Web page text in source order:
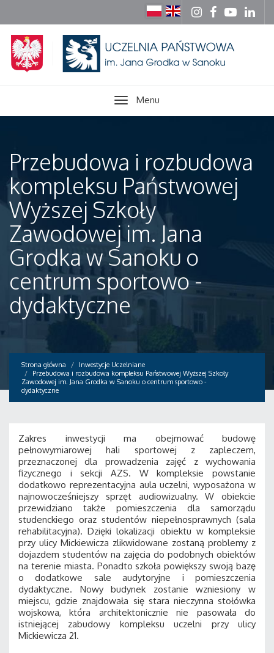
Menu
Przebudowa i rozbudowa
kompleksu Państwowej
Wyższej Szkoły
Zawodowej im. Jana
Grodka w Sanoku o
centrum sportowo -
dydaktyczne
Strona główna
Inwestycje Uczelniane
Przebudowa i rozbudowa kompleksu Państwowej Wyższej Szkoły
Zawodowej im. Jana Grodka w Sanoku o centrum sportowo -
dydaktyczne
Zakres inwestycji ma obejmować budowę
pełnowymiarowej hali sportowej z zapleczem,
przeznaczonej dla prowadzenia zajęć z wychowania
fizycznego i sekcji AZS. W kompleksie powstanie
dodatkowo reprezentacyjna aula uczelni, wyposażona w
najnowocześniejszy sprzęt audiowizualny. W obiekcie
przewidziano także pomieszczenia dla samorządu
studenckiego oraz studentów niepełnosprawnych (sala
rehabilitacyjna). Dzięki lokalizacji obiektu w kompleksie
przy ulicy Mickiewicza zlikwidowane zostaną problemy z
dojazdem studentów na zajęcia do podobnych obiektów
na terenie miasta. Ponadto szkoła powiększy swoją bazę
o dodatkowe sale audytoryjne i pomieszczenia
dydaktyczne. Nowy budynek zostanie wzniesiony w
miejscu, gdzie znajdowała się stara nieczynna stołówka
wojskowa, która architektonicznie nie pasowała do
istniejącej zabudowy kompleksu uczelni przy ulicy
Mickiewicza 21.